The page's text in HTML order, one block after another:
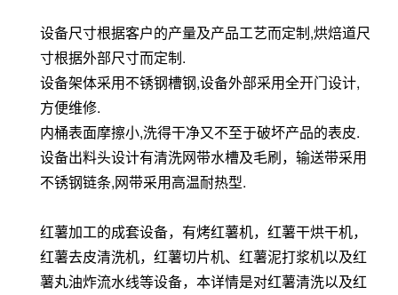
设备尺寸根据客户的产量及产品工艺而定制,烘焙道尺
寸根据外部尺寸而定制.
设备架体采用不锈钢槽钢,设备外部采用全开门设计,
方便维修.
内桶表面摩擦小,洗得干净又不至于破坏产品的表皮.
设备出料头设计有清洗网带水槽及毛刷，输送带采用
不锈钢链条,网带采用高温耐热型.
红薯加工的成套设备，有烤红薯机，红薯干烘干机，
红薯去皮清洗机，红薯切片机、红薯泥打浆机以及红
薯丸油炸流水线等设备，本详情是对红薯清洗以及红